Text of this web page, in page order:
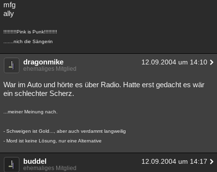
mfg
ally
!!!!!!!!!Pink is Punk!!!!!!!!!
.......nich die Sängerin
dragonmike 12.09.2004 um 14:10
ehemaliges Mitglied
War im Auto und hörte es über Radio. Hatte erst gedacht es wär
ein schlechter Scherz.
...meiner Meinung nach.
- Schweigen ist Gold..., aber auch verdammt langweilig
- Mord ist keine Lösung, nur eine Alternative
buddel 12.09.2004 um 14:17
ehemaliges Mitglied